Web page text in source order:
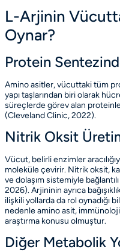
L-Arjinin
Oynar?
Protein
Amino asitler, vücuttaki tüm
yapı taşlarından biri olarak
süreçlerde görev alan
(Cleveland Clinic, 2022).
Nitrik Oksit
Vücut, belirli enzimler
moleküle çevirir. Nitrik oksit,
ve dolaşım sistemiyle
2026). Arjininin ayrıca
ilişkili yollarda da rol oynadığı
nedenle amino asit,
araştırma konusu olmuştur.
Diğer Metabolik